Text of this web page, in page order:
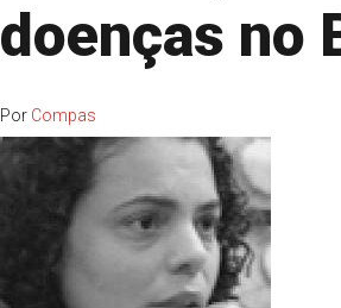
doenças no
Por Compas